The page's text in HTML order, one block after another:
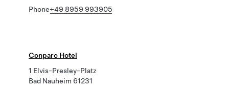
Phone+49 8959 993905
Conparc Hotel
1 Elvis-Presley-Platz
Bad Nauheim 61231